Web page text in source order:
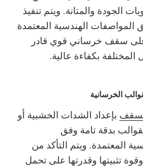
الجودة والمتانة. ويتم تنفيذ
المواصفات الهندسية المعتمدة
سقف خرساني قوي قادر
بكفاءة عالية.
بإعداد الشدات الخشبية أو
بدقة تامة وفق
المعتمدة. ويتم التأكد من
تثبيتها وقدرتها على تحمل